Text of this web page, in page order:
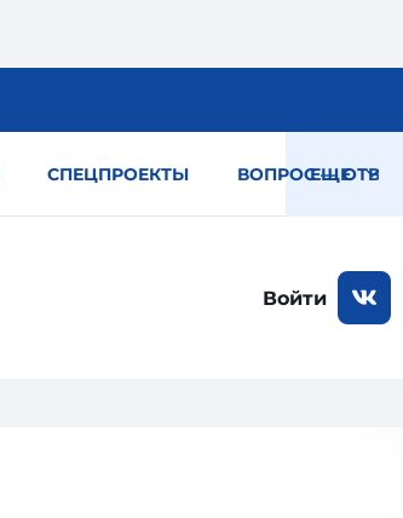
СПЕЦПРОЕКТЫ ВОПРОС — ОТВЕТ
ЕЩЕ
Войти